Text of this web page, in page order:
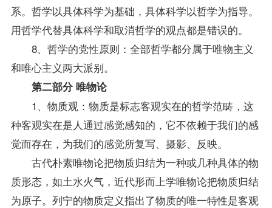
系。哲学以具体科学为基础，具体科学以哲学为指导。
用哲学代替具体科学和取消哲学的观点都是错误的。
8、哲学的党性原则：全部哲学都分属于唯物主义
和唯心主义两大派别。
第二部分 唯物论
1、物质观：物质是标志客观实在的哲学范畴，这
种客观实在是人通过感觉感知的，它不依赖于我们的感
觉而存在，为我们的感觉所复写、摄影、反映。
古代朴素唯物论把物质归结为一种或几种具体的物
质形态，如土水火气，近代形而上学唯物论把物质归结
为原子。列宁的物质定义指出了物质的唯一特性是客观